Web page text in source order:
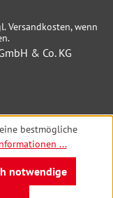
Versandkosten, wenn
& Co. KG
bestmögliche
...
notwendige